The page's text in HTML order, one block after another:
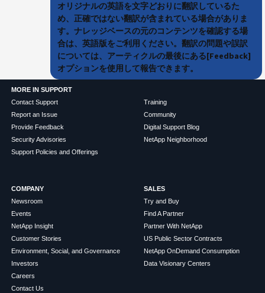
オリジナルの英語を文字どおりに翻訳しているた
め、正確ではない翻訳が含まれている場合がありま
す。ナレッジベースの元のコンテンツを確認する場
合は、英語版をご利用ください。翻訳の問題や誤訳
については、アーティクルの最後にある[Feedback]
オプションを使用して報告できます。
MORE IN SUPPORT
Contact Support
Report an Issue
Provide Feedback
Security Advisories
Support Policies and Offerings
Training
Community
Digital Support Blog
NetApp Neighborhood
COMPANY
Newsroom
Events
NetApp Insight
Customer Stories
Environment, Social, and Governance
Investors
Careers
Contact Us
SALES
Try and Buy
Find A Partner
Partner With NetApp
US Public Sector Contracts
NetApp OnDemand Consumption
Data Visionary Centers